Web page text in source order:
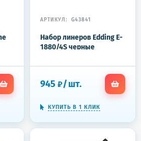
АРТИКУЛ: G43841
Набор линеров Edding E-
1880/4S черные
0.25,0.35,0.5,0.7 мм)
945 ₽/шт.
КУПИТЬ В 1 КЛИК